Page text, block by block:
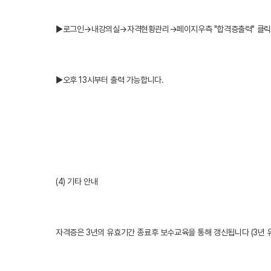
▶로그인→내강의실→자격현황관리→페이지우측 "합격증출력" 클릭
▶오후 13시부터 출력 가능합니다.
(4) 기타 안내
자격증은 3년의 유효기간 종료후 보수교육을 통해 갱신됩니다 (3년